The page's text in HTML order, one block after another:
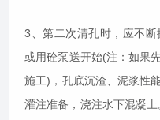
3、第二次清孔时，应不
或用砼泵送开始(注：如果
施工)，孔底沉渣、泥浆性
灌注准备，浇注水下混凝